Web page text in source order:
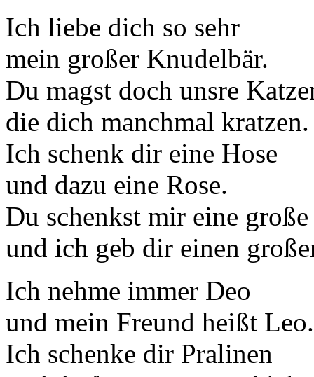
Ich liebe dich so sehr
mein großer Knudelbär.
Du magst doch unsre
die dich manchmal kratzen.
Ich schenk dir eine Hose
und dazu eine Rose.
Du schenkst mir eine große
und ich geb dir einen
Ich nehme immer Deo
und mein Freund heißt Leo.
Ich schenke dir Pralinen